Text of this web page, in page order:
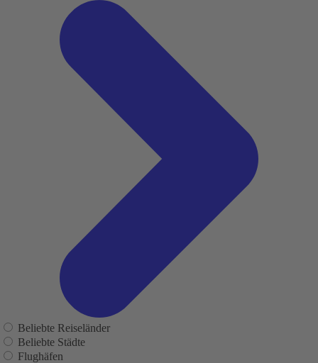
Beliebte Reiseländer
Beliebte Städte
Flughäfen